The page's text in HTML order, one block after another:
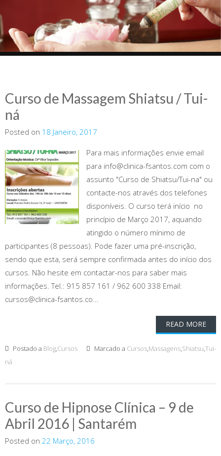
Curso de Massagem Shiatsu / Tui-
ná
Posted on 18 Janeiro, 2017
Para mais informações envie email
para info@clinica-fsantos.com com o
assunto "Curso de Shiatsu/Tui-na" ou
contacte-nos através dos telefones
disponíveis. O curso terá início no
princípio de Março 2017, aquando
atingido o número mínimo de
participantes (8 pessoas). Pode fazer uma pré-inscrição,
sendo que esta, será sempre confirmada antes do início dos
cursos. Não hesite em contactar-nos para saber mais
informações. Tel.: 915 857 161 / 962 600 338 Email:
cursos@clinica-fsantos.co...
READ MORE
Postado a Blog,Cursos Marcado a Cursos,Massagens,Shiatsu,Tui-
ná
Curso de Hipnose Clínica – 9 de
Abril 2016 | Santarém
Posted on 22 Março, 2016